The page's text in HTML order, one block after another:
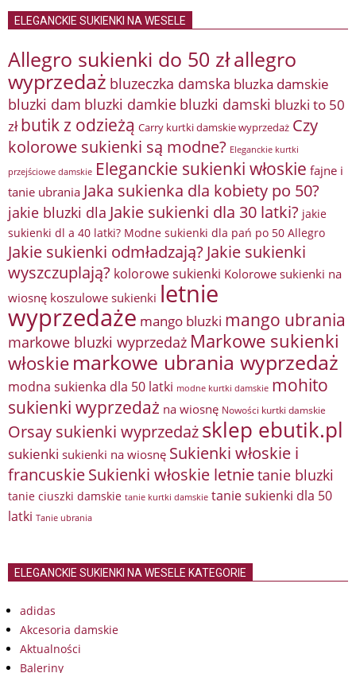
ELEGANCKIE SUKIENKI NA WESELE
Allegro sukienki do 50 złallegro
wyprzedaż bluzeczka damska bluzka damskie
bluzki dam bluzki damkie bluzki damski bluzki to 50
zł butik z odzieżą Carry kurtki damskie wyprzedaż Czy
kolorowe sukienki są modne? Eleganckie kurtki
przejściowe damskie Eleganckie sukienki włoskie fajne i
tanie ubrania Jaka sukienka dla kobiety po 50?
jakie bluzki dla Jakie sukienki dla 30 latki? jakie
sukienki dl a 40 latki? Modne sukienki dla pań po 50 Allegro
Jakie sukienki odmładzają? Jakie sukienki
wyszczuplają? kolorowe sukienki Kolorowe sukienki na
wiosnę koszulowe sukienki letnie
wyprzedaże mango bluzki mango ubrania
markowe bluzki wyprzedaż Markowe sukienki
włoskie markowe ubrania wyprzedaż
modna sukienka dla 50 latki modne kurtki damskie mohito
sukienki wyprzedaż na wiosnę Nowości kurtki damskie
Orsay sukienki wyprzedażsklep ebutik.pl
sukienki sukienki na wiosnę Sukienki włoskie i
francuskieSukienki włoskie letnietanie bluzki
tanie ciuszki damskie tanie kurtki damskie tanie sukienki dla 50
latki Tanie ubrania
ELEGANCKIE SUKIENKI NA WESELE KATEGORIE
adidas
Akcesoria damskie
Aktualności
Baleriny